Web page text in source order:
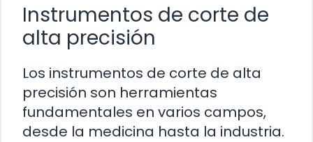
Instrumentos de corte de
alta precisión
Los instrumentos de corte de alta
precisión son herramientas
fundamentales en varios campos,
desde la medicina hasta la industria.